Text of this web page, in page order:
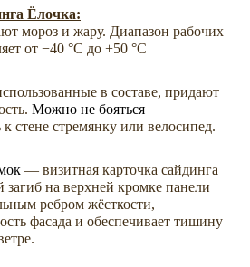
Ёлочка:
мороз и жару. Диапазон рабочих
от −40 °С до +50 °С
в составе, придают
Можно не бояться
к стене стремянку или велосипед.
— визитная карточка сайдинга
на верхней кромке панели
ребром жёсткости,
фасада и обеспечивает тишину